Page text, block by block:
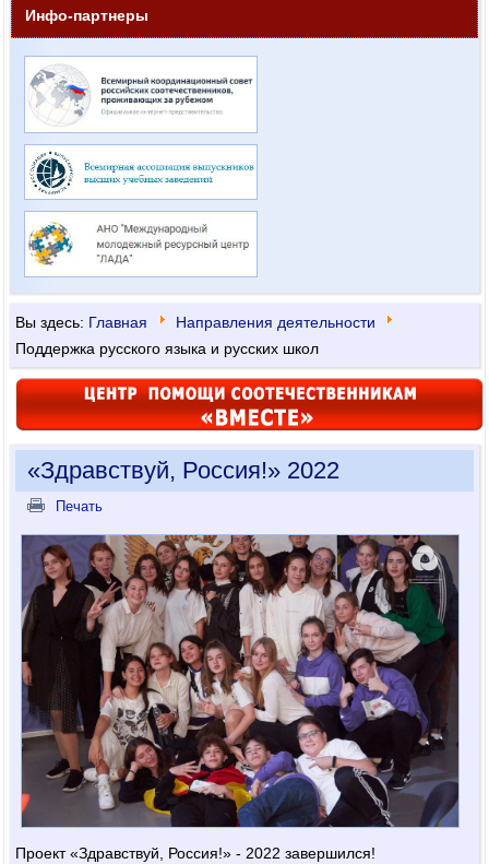
Инфо-партнеры
Вы здесь: Главная
Направления деятельности
Поддержка русского языка и русских школ
«Здравствуй, Россия!» 2022
Печать
Проект «Здравствуй, Россия!» - 2022 завершился!